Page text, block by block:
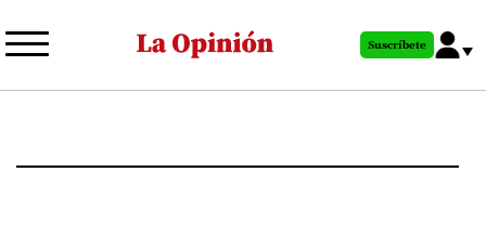
al
principal
Suscríbete